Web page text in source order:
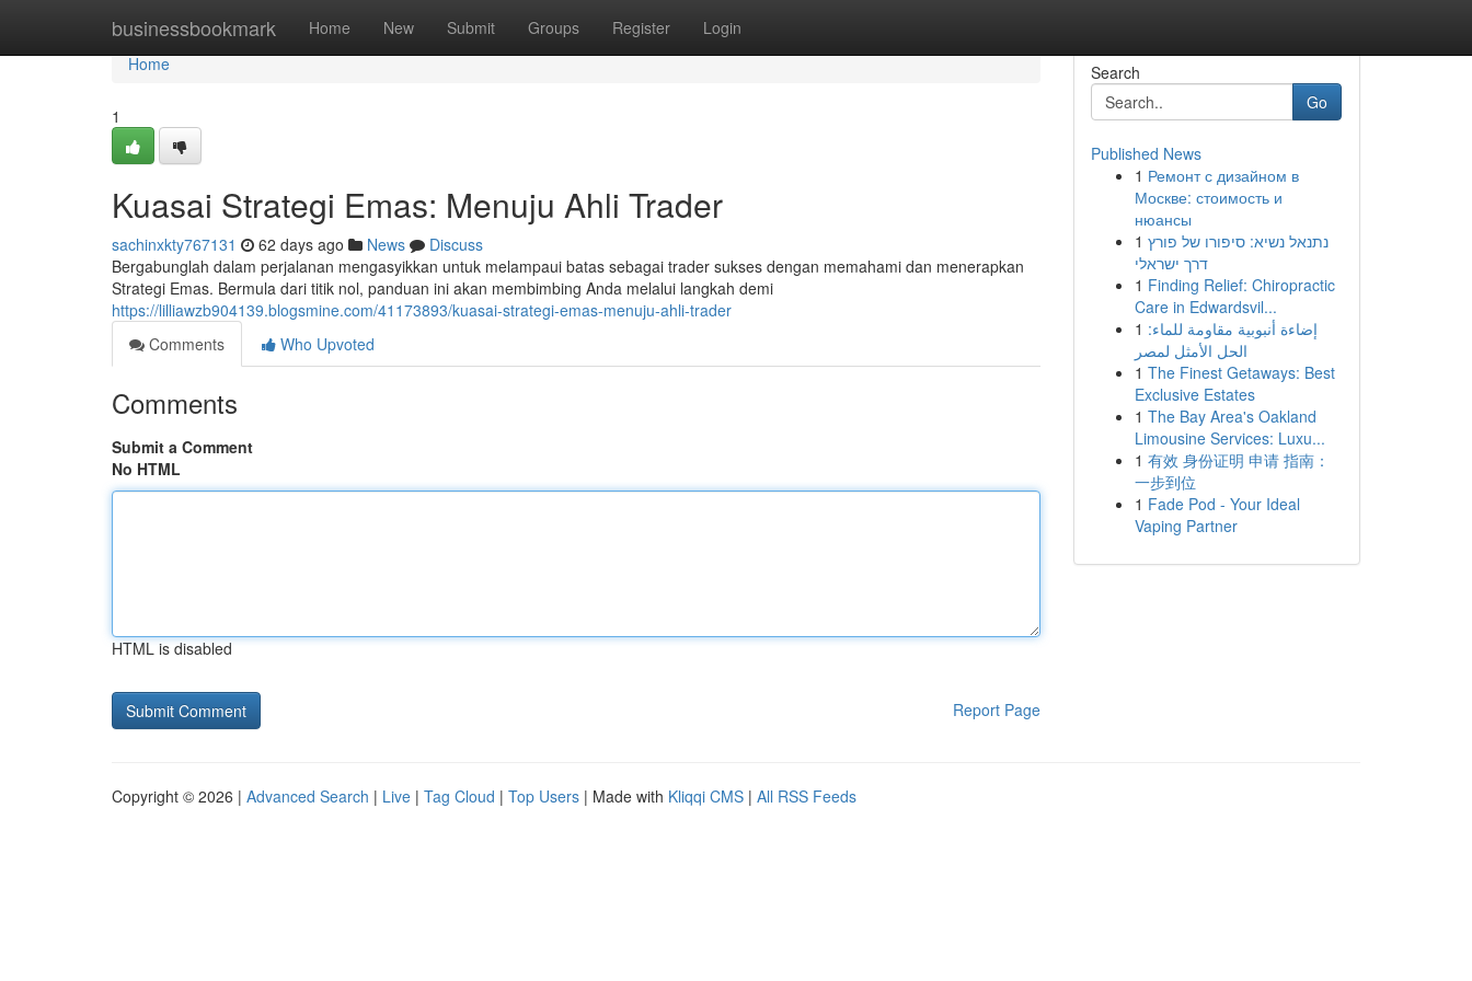
businessbookmark Home New Submit Groups Register Login
Home
Home
1
Kuasai Strategi Emas: Menuju Ahli Trader
sachinxkty767131 62 days ago News
Discuss
Bergabunglah dalam perjalanan mengasyikkan untuk melampaui batas sebagai trader sukses dengan memahami dan menerapkan
Strategi Emas. Bermula dari titik nol, panduan ini akan membimbing Anda melalui langkah demi
https://lilliawzb904139.blogsmine.com/41173893/kuasai-strategi-emas-menuju-ahli-trader
Comments
Who Upvoted
Comments
Submit a Comment
No HTML
HTML is disabled
Report Page
Search
Go
Published News
1 Ремонт с дизайном в
Москве: стоимость и
нюансы
1 נתנאל נשיא: סיפורו של פורץ
דרך ישראלי
1 Finding Relief: Chiropractic
Care in Edwardsvil...
1 إضاءة أنبوبية مقاومة للماء:
الحل الأمثل لمصر
1 The Finest Getaways: Best
Exclusive Estates
1 The Bay Area's Oakland
Limousine Services: Luxu...
1 有效 身份证明 申请 指南：
一步到位
1 Fade Pod - Your Ideal
Vaping Partner
Copyright © 2026 | Advanced Search | Live | Tag Cloud | Top Users | Made with Kliqqi CMS | All RSS Feeds